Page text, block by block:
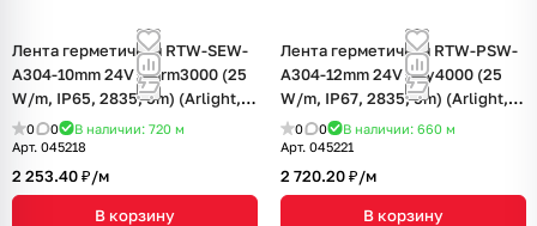
Лента герметичная RTW-SEW-
A304-10mm 24V Warm3000 (25
W/m, IP65, 2835, 5m) (Arlight, 5
лет)
0 0 В наличии: 720 м
Арт. 045218
2 253.40 ₽/м
В корзину
Лента герметичная RTW-PSW-
A304-12mm 24V Day4000 (25
W/m, IP67, 2835, 5m) (Arlight, 5
лет)
0 0 В наличии: 660 м
Арт. 045221
2 720.20 ₽/м
В корзину